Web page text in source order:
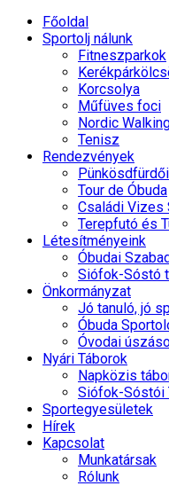
Főoldal
Sportolj nálunk
Fitneszparkok
Korcsolya
Műfüves foci
Nordic
Tenisz
Rendezvények
Tour de Óbuda
Családi Vizes
Terepfutó és
Létesítményeink
Óbudai
Siófok-Sóstó
Önkormányzat
Jó tanuló, jó
Óbuda
Óvodai
Nyári Táborok
Napközis
Siófok-Sóstói
Sportegyesületek
Hírek
Kapcsolat
Munkatársak
Rólunk